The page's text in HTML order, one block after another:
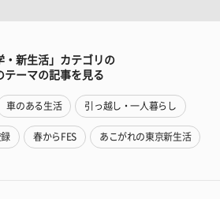
・新生活」カテゴリの
テーマの記事を見る
車のある生活 引っ越し・一人暮らし
録 春からFES あこがれの東京新生活